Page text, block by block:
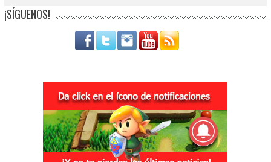
¡SÍGUENOS!